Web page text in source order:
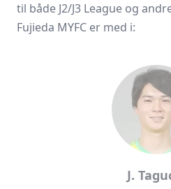
til både J2/J3 League og
Fujieda MYFC er med i:
J.